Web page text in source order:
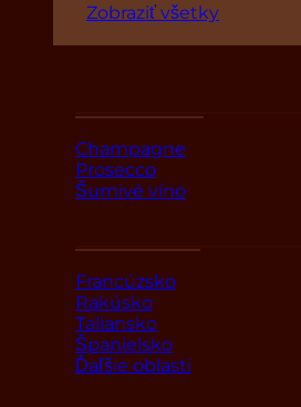
Zobraziť všetky
Champagne
Prosecco
Šumivé víno
Francúzsko
Rakúsko
Taliansko
Španielsko
Ďaľšie oblasti